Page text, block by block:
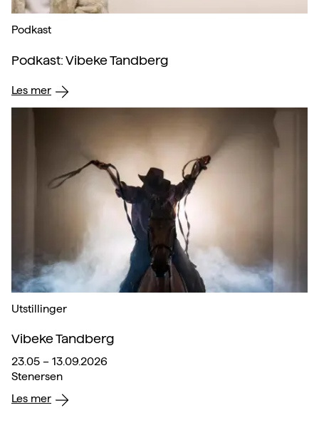
Podkast
Podkast: Vibeke Tandberg
Les mer
Utstillinger
Vibeke Tandberg
23.05 – 13.09.2026
Stenersen
Les mer